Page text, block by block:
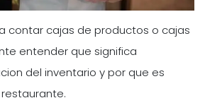
contar cajas de productos o cajas
entender que significa
del inventario y por que es